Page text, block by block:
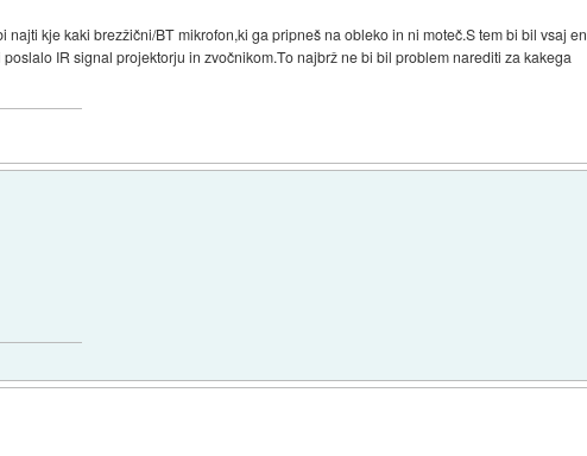
kje kaki brezžični/BT mikrofon,ki ga pripneš na obleko in ni moteč.S tem bi bil vsaj en
IR signal projektorju in zvočnikom.To najbrž ne bi bil problem narediti za kakega